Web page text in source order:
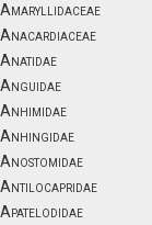
Amaryllidaceae
Anacardiaceae
Anatidae
Anguidae
Anhimidae
Anhingidae
Anostomidae
Antilocapridae
Apatelodidae